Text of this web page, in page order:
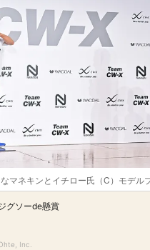
マネキンとイチロー氏（C）モデル
グソーde懸賞
Inc.